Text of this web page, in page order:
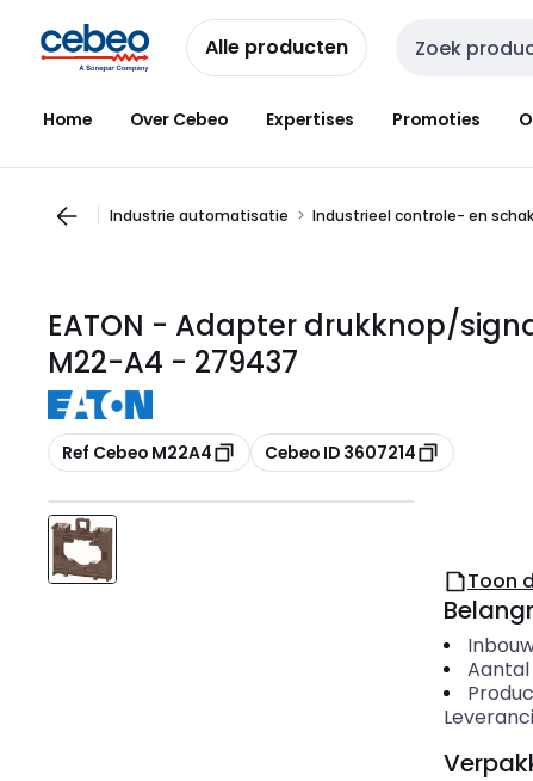
naar
navigatie
naar
inhoud
Alle producten Zoekveld invoer
Home Over Cebeo Expertises Promoties
Industrie automatisatie Industrieel controle- en
EATON - Adapter drukknop/
M22-A4 - 279437
Kopiëren
Ref Cebeo M22A4 Kopiëren
Cebeo ID 3607214
Toon
Aantal